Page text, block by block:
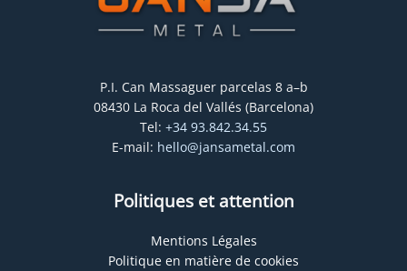
P.I. Can Massaguer parcelas 8 a–b
08430 La Roca del Vallés (Barcelona)
Tel: +34 93.842.34.55
E-mail: hello@jansametal.com
Politiques et attention
Mentions Légales
Politique en matière de cookies